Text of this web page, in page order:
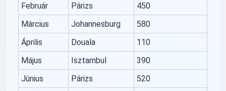
Február
Párizs
450
Március
Johannesburg
580
Április
Douala
110
Május
Isztambul
390
Június
Párizs
520